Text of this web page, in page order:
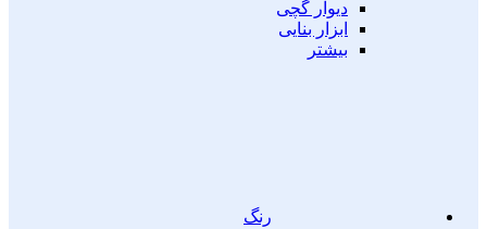
دیوار گچی
ابزار بنایی
بیشتر
رنگ